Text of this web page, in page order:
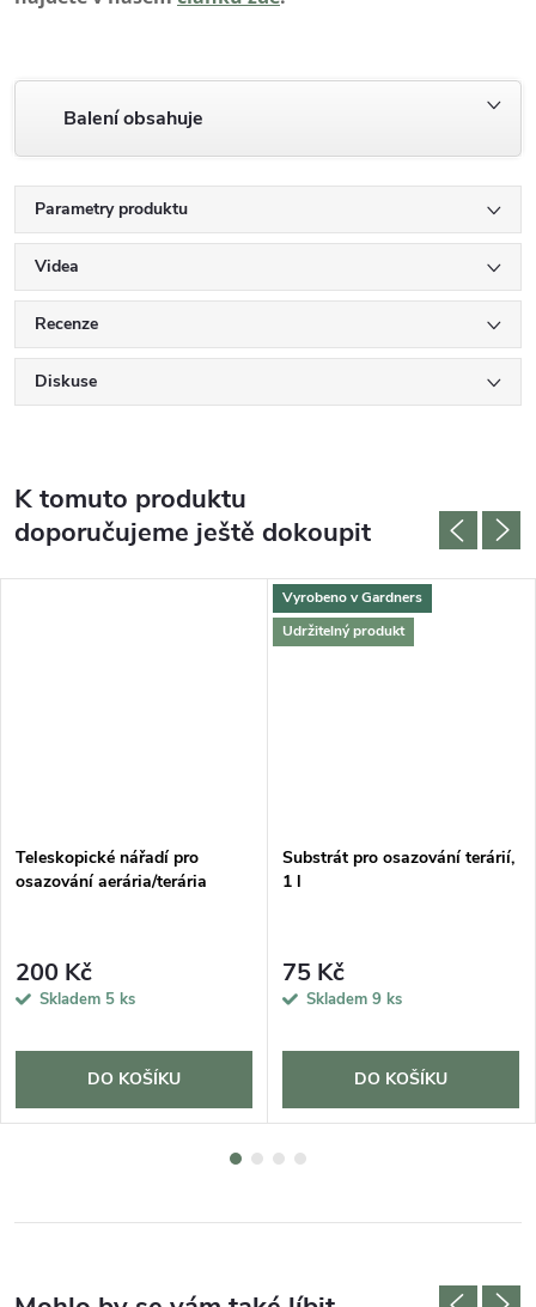
Balení obsahuje
Parametry produktu
Videa
Recenze
Diskuse
K tomuto produktu
doporučujeme ještě dokoupit
Teleskopické nářadí pro
osazování aerária/terária
200 Kč
Skladem 5 ks
DO KOŠÍKU
Vyrobeno v Gardners
Udržitelný produkt
Substrát pro osazování terárií,
1 l
75 Kč
Skladem 9 ks
DO KOŠÍKU